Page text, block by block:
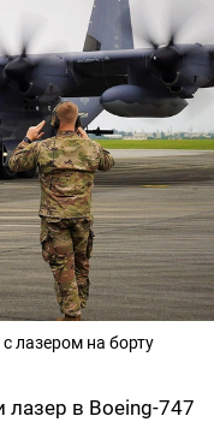
лазером на борту
в Boeing-747